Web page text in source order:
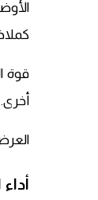
قوة
أخرى.